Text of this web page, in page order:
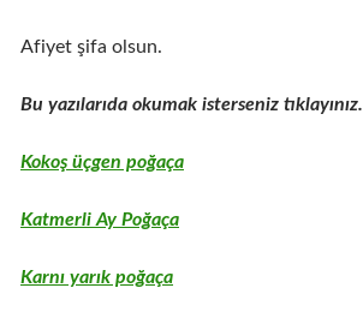
Afiyet şifa olsun.
Bu yazılarıda okumak isterseniz tıklayınız.
Kokoş üçgen poğaça
Katmerli Ay Poğaça
Karnı yarık poğaça